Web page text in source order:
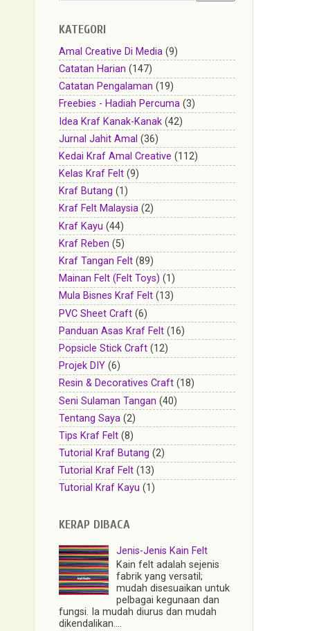
KATEGORI
Amal Creative Di Media (9)
Catatan Harian (147)
Catatan Pengalaman (19)
Freebies - Hadiah Percuma (3)
Idea Kraf Kanak-Kanak (42)
Jurnal Jahit Amal (36)
Kedai Kraf Amal Creative (112)
Kelas Kraf Felt (9)
Kraf Butang (1)
Kraf Felt Malaysia (2)
Kraf Kayu (44)
Kraf Reben (5)
Kraf Tangan Felt (89)
Mainan Felt (Felt Toys) (1)
Mula Bisnes Kraf Felt (13)
PVC Sheet Craft (6)
Panduan Asas Kraf Felt (16)
Popsicle Stick Craft (12)
Projek DIY (6)
Resin & Decoratives Craft (18)
Seni Sulaman Tangan (40)
Tentang Saya (2)
Tips Kraf Felt (8)
Tutorial Kraf Butang (2)
Tutorial Kraf Felt (13)
Tutorial Kraf Kayu (1)
KERAP DIBACA
Jenis-Jenis Kain Felt
Kain felt adalah sejenis
fabrik yang versatil;
mudah disesuaikan untuk
pelbagai kegunaan dan
fungsi. Ia mudah diurus dan mudah
dikendalikan....